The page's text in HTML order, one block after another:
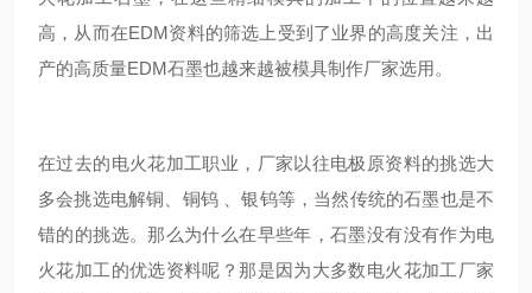
高，从而在EDM资料的筛选上受到了业界的高度关注，出
产的高质量EDM石墨也越来越被模具制作厂家选用。
在过去的电火花加工职业，厂家以往电极原资料的挑选大
多会挑选电解铜、铜钨 、银钨等，当然传统的石墨也是不
错的的挑选。那么为什么在早些年，石墨没有没有作为电
火花加工的优选资料呢？那是因为大多数电火花加工厂家